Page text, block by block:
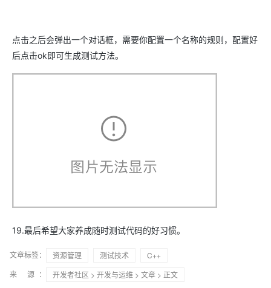
点击之后会弹出一个对话框，需要你配置一个名称的规则，配置好
后点击ok即可生成测试方法。
19.最后希望大家养成随时测试代码的好习惯。
文章标签： 资源管理 测试技术
C++
来 源：
开发者社区 > 开发与运维 > 文章 > 正文